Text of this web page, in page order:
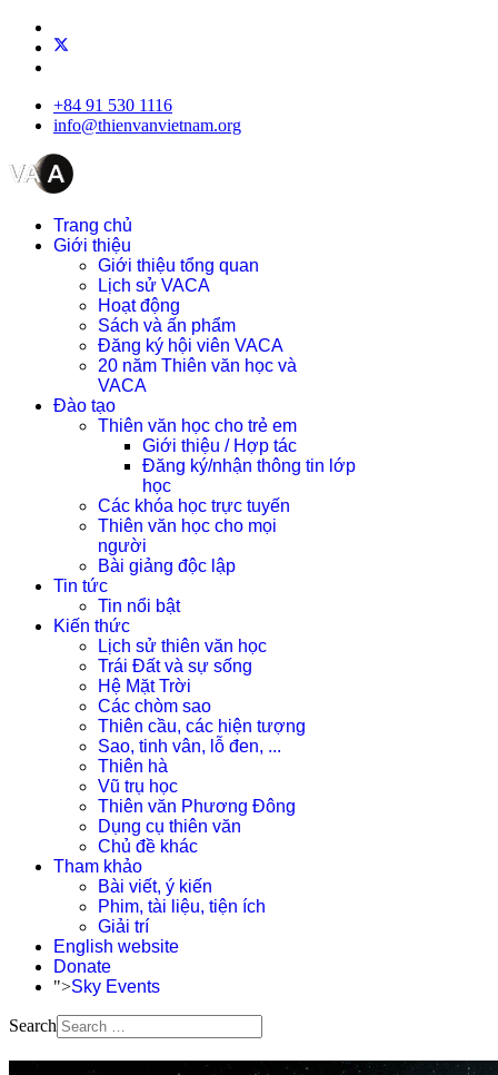
+84 91 530 1116
info@thienvanvietnam.org
Trang chủ
Giới thiệu
Giới thiệu tổng quan
Lịch sử VACA
Hoạt động
Sách và ấn phẩm
Đăng ký hội viên VACA
20 năm Thiên văn học và
VACA
Đào tạo
Thiên văn học cho trẻ em
Giới thiệu / Hợp tác
Đăng ký/nhận thông tin lớp
học
Các khóa học trực tuyến
Thiên văn học cho mọi
người
Bài giảng độc lập
Tin tức
Tin nổi bật
Kiến thức
Lịch sử thiên văn học
Trái Đất và sự sống
Hệ Mặt Trời
Các chòm sao
Thiên cầu, các hiện tượng
Sao, tinh vân, lỗ đen, ...
Thiên hà
Vũ trụ học
Thiên văn Phương Đông
Dụng cụ thiên văn
Chủ đề khác
Tham khảo
Bài viết, ý kiến
Phim, tài liệu, tiện ích
Giải trí
English website
Donate
">Sky Events
Search